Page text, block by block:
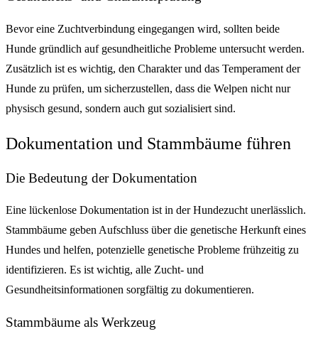
Bevor eine Zuchtverbindung eingegangen wird, sollten beide
Hunde gründlich auf gesundheitliche Probleme untersucht werden.
Zusätzlich ist es wichtig, den Charakter und das Temperament der
Hunde zu prüfen, um sicherzustellen, dass die Welpen nicht nur
physisch gesund, sondern auch gut sozialisiert sind.
Dokumentation und Stammbäume führen
Die Bedeutung der Dokumentation
Eine lückenlose Dokumentation ist in der Hundezucht unerlässlich.
Stammbäume geben Aufschluss über die genetische Herkunft eines
Hundes und helfen, potenzielle genetische Probleme frühzeitig zu
identifizieren. Es ist wichtig, alle Zucht- und
Gesundheitsinformationen sorgfältig zu dokumentieren.
Stammbäume als Werkzeug